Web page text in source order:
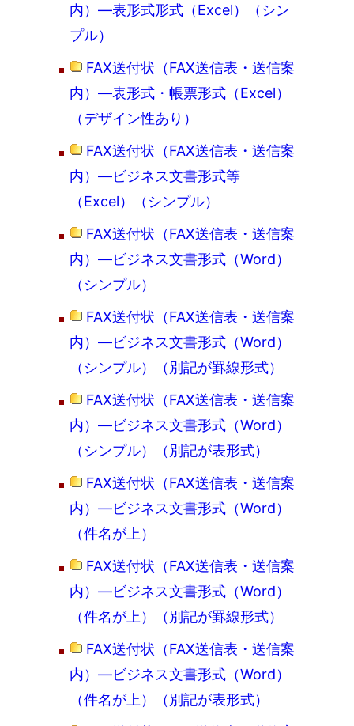
内）―表形式形式（Excel）（シン
プル）
FAX送付状（FAX送信表・送信案
内）―表形式・帳票形式（Excel）
（デザイン性あり）
FAX送付状（FAX送信表・送信案
内）―ビジネス文書形式等
（Excel）（シンプル）
FAX送付状（FAX送信表・送信案
内）―ビジネス文書形式（Word）
（シンプル）
FAX送付状（FAX送信表・送信案
内）―ビジネス文書形式（Word）
（シンプル）（別記が罫線形式）
FAX送付状（FAX送信表・送信案
内）―ビジネス文書形式（Word）
（シンプル）（別記が表形式）
FAX送付状（FAX送信表・送信案
内）―ビジネス文書形式（Word）
（件名が上）
FAX送付状（FAX送信表・送信案
内）―ビジネス文書形式（Word）
（件名が上）（別記が罫線形式）
FAX送付状（FAX送信表・送信案
内）―ビジネス文書形式（Word）
（件名が上）（別記が表形式）